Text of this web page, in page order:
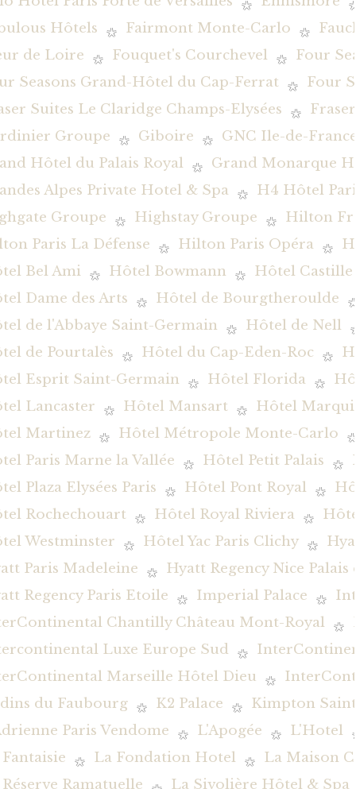
Hôtels
Fairmont Monte-Carlo
de Loire
Fouquet's Courchevel
Four
Seasons Grand-Hôtel du Cap-Ferrat
Four
Suites Le Claridge Champs-Elysées
Groupe
Giboire
GNC Ile-de-
Hôtel du Palais Royal
Grand Monarque
Alpes Private Hotel & Spa
H4 Hôtel
Groupe
Highstay Groupe
Hilton
Paris La Défense
Hilton Paris Opéra
Bel Ami
Hôtel Bowmann
Hôtel Castille
Dame des Arts
Hôtel de Bourgtheroulde
de l'Abbaye Saint-Germain
Hôtel de Nell
de Pourtalès
Hôtel du Cap-Eden-Roc
Esprit Saint-Germain
Hôtel Florida
Lancaster
Hôtel Mansart
Hôtel
Martinez
Hôtel Métropole Monte-Carlo
Paris Marne la Vallée
Hôtel Petit Palais
Plaza Elysées Paris
Hôtel Pont Royal
Rochechouart
Hôtel Royal Riviera
Westminster
Hôtel Yac Paris Clichy
Paris Madeleine
Hyatt Regency Nice
Regency Paris Etoile
Imperial Palace
Chantilly Château Mont-Royal
Luxe Europe Sud
Marseille Hôtel Dieu
du Faubourg
K2 Palace
Kimpton
Paris Vendome
L'Apogée
L'Hotel
La Fondation Hotel
La Maison
Ramatuelle
La Sivolière Hôtel & Spa